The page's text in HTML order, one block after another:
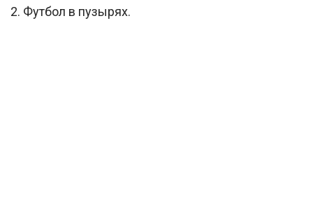
2. Футбол в пузырях.